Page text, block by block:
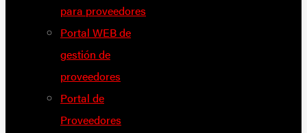
para proveedores
Portal WEB de
gestión de
proveedores
Portal de
Proveedores